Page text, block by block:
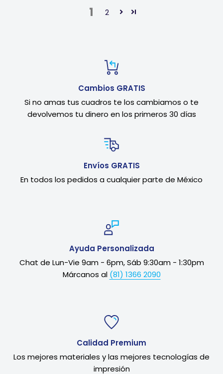
1 2
Cambios GRATIS
Si no amas tus cuadros te los cambiamos o te
devolvemos tu dinero en los primeros 30 días
Envíos GRATIS
En todos los pedidos a cualquier parte de México
Ayuda Personalizada
Chat de Lun-Vie 9am - 6pm, Sáb 9:30am - 1:30pm
Márcanos al (81) 1366 2090
Calidad Premium
Los mejores materiales y las mejores tecnologías de
impresión